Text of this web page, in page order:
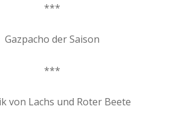
***
Gazpacho der Saison
***
von Lachs und Roter Beete